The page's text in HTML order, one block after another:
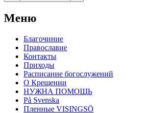
Меню
Благочиние
Православие
Контакты
Приходы
Расписание богослужений
О Крещении
НУЖНА ПОМОЩЬ
På Svenska
Пленные VISINGSÖ